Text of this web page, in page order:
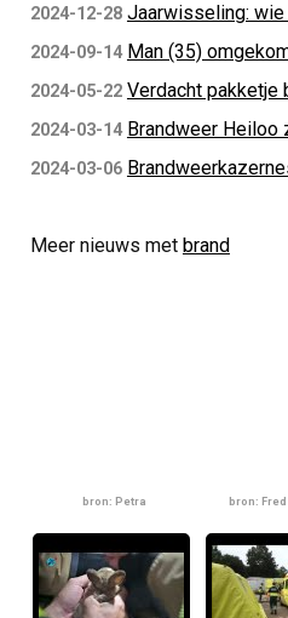
2024-12-28 Jaarwisseling:
2024-09-14 Man (35)
2024-05-22 Verdacht pakketje
2024-03-14 Brandweer
2024-03-06
Meer nieuws met brand
bron: Petra bron: